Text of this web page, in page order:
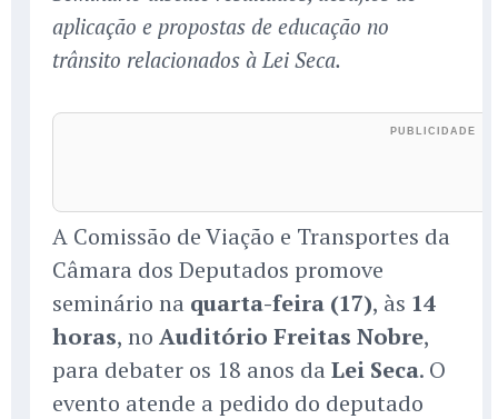
aplicação e propostas de educação no
trânsito relacionados à Lei Seca.
A Comissão de Viação e Transportes da
Câmara dos Deputados promove
seminário na quarta-feira (17), às 14
horas, no Auditório Freitas Nobre,
para debater os 18 anos da Lei Seca. O
evento atende a pedido do deputado